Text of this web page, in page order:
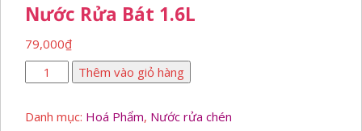
Nước Rửa Bát 1.6L
79,000₫
Nước
rửa
1.6L
Thêm vào giỏ hàng
Danh mục: Hoá Phẩm, Nước rửa chén